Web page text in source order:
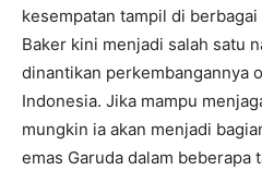
kesempatan tampil di
Baker kini menjadi salah satu
dinantikan perkembangannya
Indonesia. Jika mampu
mungkin ia akan menjadi
emas Garuda dalam beberapa